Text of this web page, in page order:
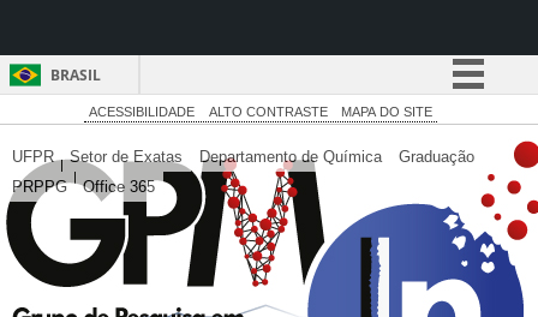
BRASIL
Simplifique!
Comunica BR
Acesso à informação
Legislação
Canais
ACESSIBILIDADE ALTO CONTRASTE MAPA DO SITE
UFPR Setor de Exatas Departamento de Química
Graduação
PRPPG
Office 365